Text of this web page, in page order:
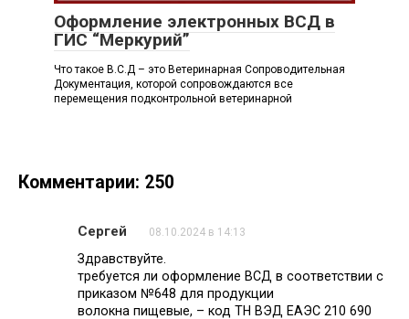
Оформление электронных ВСД в
ГИС “Меркурий”
Что такое В.С.Д – это Ветеринарная Сопроводительная
Документация, которой сопровождаются все
перемещения подконтрольной ветеринарной
Комментарии: 250
Сергей 08.10.2024 в 14:13
Здравствуйте.
требуется ли оформление ВСД в соответствии с
приказом №648 для продукции
волокна пищевые, – код ТН ВЭД ЕАЭС 210 690